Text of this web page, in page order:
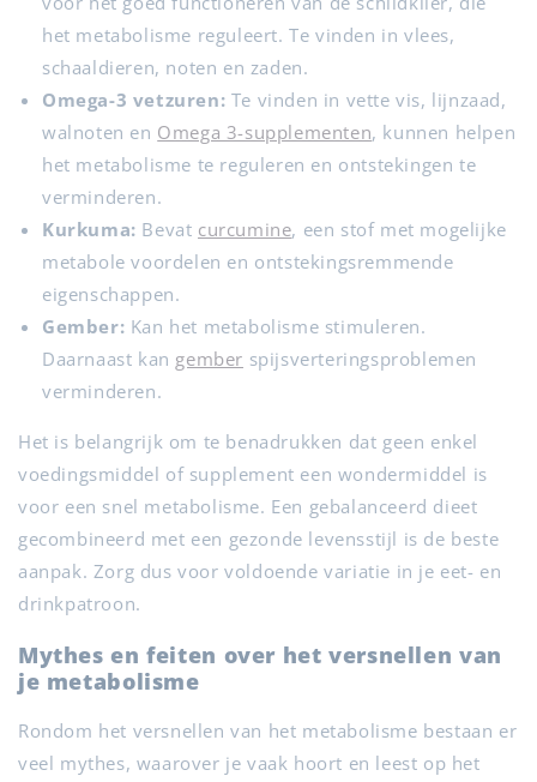
het metabolisme reguleert. Te vinden in vlees,
schaaldieren, noten en zaden.
Omega-3 vetzuren: Te vinden in vette vis, lijnzaad,
walnoten en Omega 3-supplementen, kunnen helpen
het metabolisme te reguleren en ontstekingen te
verminderen.
Kurkuma: Bevat curcumine, een stof met mogelijke
metabole voordelen en ontstekingsremmende
eigenschappen.
Gember: Kan het metabolisme stimuleren.
Daarnaast kan gember spijsverteringsproblemen
verminderen.
Het is belangrijk om te benadrukken dat geen enkel
voedingsmiddel of supplement een wondermiddel is
voor een snel metabolisme. Een gebalanceerd dieet
gecombineerd met een gezonde levensstijl is de beste
aanpak. Zorg dus voor voldoende variatie in je eet- en
drinkpatroon.
Mythes en feiten over het versnellen van
je metabolisme
Rondom het versnellen van het metabolisme bestaan er
veel mythes, waarover je vaak hoort en leest op het